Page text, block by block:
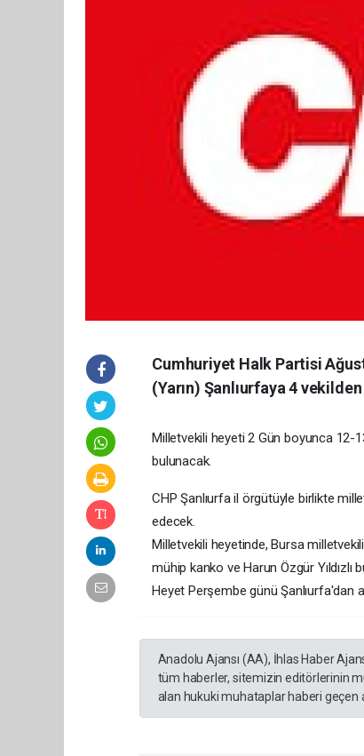
Cumhuriyet Halk Partisi
(Yarın) Şanlıurfaya 4
Milletvekili heyeti 2 Gün boyunca
bulunacak.
CHP Şanlıurfa il örgütüyle birlikte
edecek.
Milletvekili heyetinde, Bursa
mühip kanko ve Harun Özgür Yıldızlı
Heyet Perşembe günü Şanlıurfa'dan
Anadolu Ajansı (AA), İhlas Haber
tüm haberler, sitemizin editörlerinin
alan hukuki muhataplar haberi geçen